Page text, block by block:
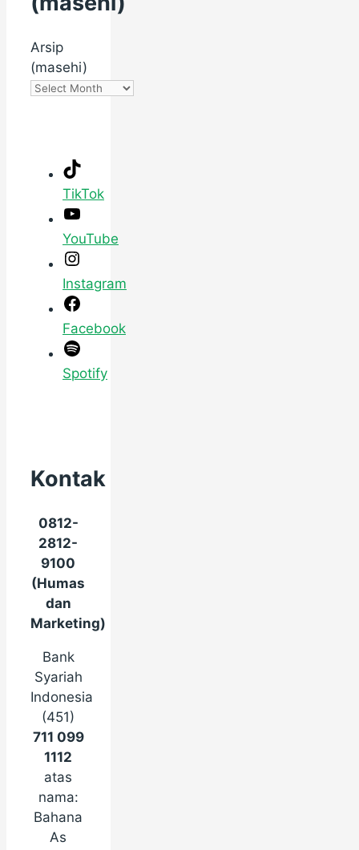
Arsip
(masehi)
TikTok
YouTube
Instagram
Facebook
Spotify
Kontak
0812-
2812-
9100
(Humas
dan
Marketing)
Bank
Syariah
Indonesia
(451)
711 099
1112
atas
nama:
Bahana
As